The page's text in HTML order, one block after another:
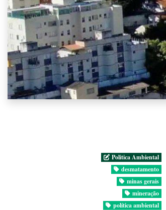
Politica Ambiental
desmatamento
minas gerais
mineração
política ambiental